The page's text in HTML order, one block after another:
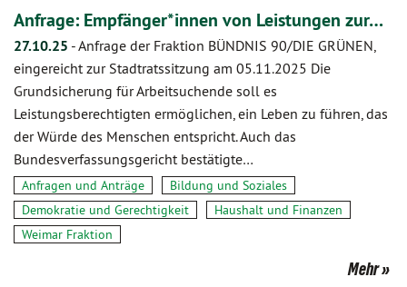
Anfrage: Empfänger*innen von Leistungen zur…
27.10.25 -Anfrage der Fraktion BÜNDNIS 90/DIE GRÜNEN,
eingereicht zur Stadtratssitzung am 05.11.2025 Die
Grundsicherung für Arbeitsuchende soll es
Leistungsberechtigten ermöglichen, ein Leben zu führen, das
der Würde des Menschen entspricht. Auch das
Bundesverfassungsgericht bestätigte…
Anfragen und Anträge
Bildung und Soziales
Demokratie und Gerechtigkeit
Haushalt und Finanzen
Weimar Fraktion
Mehr